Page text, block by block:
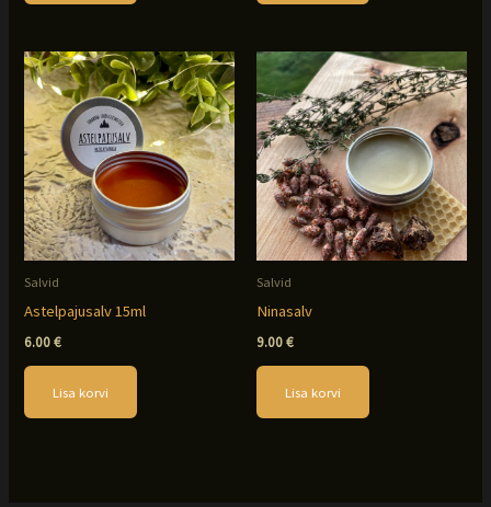
Salvid
Astelpajusalv 15ml
6.00€
Lisa korvi
Salvid
Ninasalv
9.00€
Lisa korvi